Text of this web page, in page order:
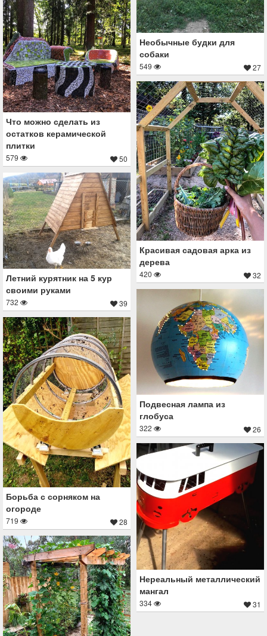
Необычные будки для
собаки
549 27
Что можно сделать из
остатков керамической
плитки
579 50
Красивая садовая арка из
дерева
420 32
Летний курятник на 5 кур
своими руками
732 39
Подвесная лампа из
глобуса
322 26
Борьба с сорняком на
огороде
719 28
Нереальный металлический
мангал
334 31